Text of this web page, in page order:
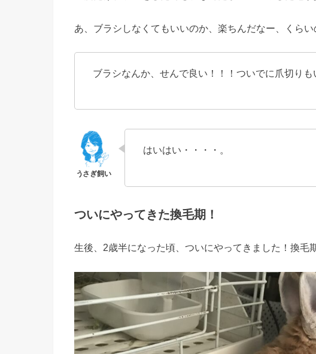
あ、ブラシしなくてもいいのか、楽ちんだなー、くらい
ブラシなんか、せんで良い！！！ついでに爪切りも
はいはい・・・・。
ついにやってきた換毛期！
生後、2歳半になった頃、ついにやってきました！換毛